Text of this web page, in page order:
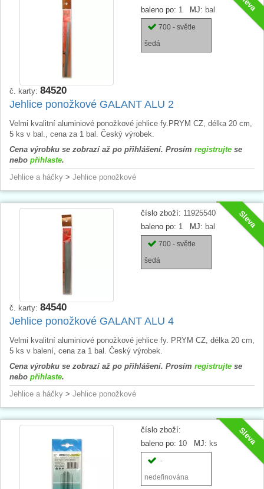
baleno po: 1 MJ: bal
700 - světle
šedá
č. karty: 84520
Jehlice ponožkové GALANT ALU 2
Velmi kvalitní aluminiové ponožkové jehlice fy.PRYM CZ, délka 20 cm,
5 ks v bal., cena za 1 bal. Český výrobek.
Cena výrobku se zobrazí až po přihlášení. Prosím registrujte se
nebo přihlaste.
Jehlice a háčky > Jehlice ponožkové
Sleva
číslo zboží: 11925540
baleno po: 1 MJ: bal
700 - světle
šedá
č. karty: 84540
Jehlice ponožkové GALANT ALU 4
Velmi kvalitní aluminiové ponožkové jehlice fy. PRYM CZ, délka 20 cm,
5 ks v balení, cena za 1 bal. Český výrobek.
Cena výrobku se zobrazí až po přihlášení. Prosím registrujte se
nebo přihlaste.
Jehlice a háčky > Jehlice ponožkové
Sleva
číslo zboží:
baleno po: 10 MJ: ks
-
nedefinována